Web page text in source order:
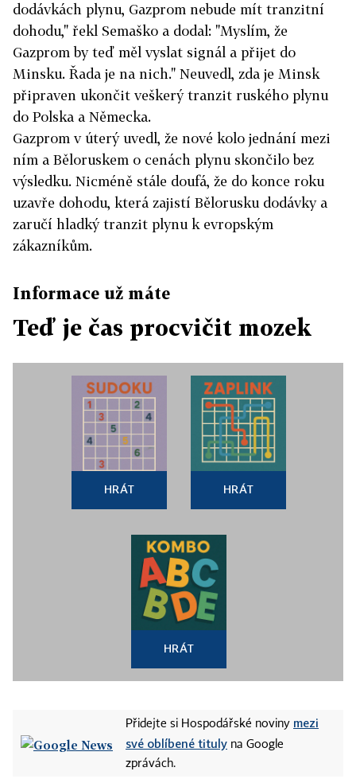
dodávkách plynu, Gazprom nebude mít tranzitní
dohodu," řekl Semaško a dodal: "Myslím, že
Gazprom by teď měl vyslat signál a přijet do
Minsku. Řada je na nich." Neuvedl, zda je Minsk
připraven ukončit veškerý tranzit ruského plynu
do Polska a Německa.
Gazprom v úterý uvedl, že nové kolo jednání mezi
ním a Běloruskem o cenách plynu skončilo bez
výsledku. Nicméně stále doufá, že do konce roku
uzavře dohodu, která zajistí Bělorusku dodávky a
zaručí hladký tranzit plynu k evropským
zákazníkům.
Informace už máte
Teď je čas procvičit mozek
HRÁT HRÁT
HRÁT
Přidejte si Hospodářské noviny mezi
své oblíbené tituly na Google
zprávách.